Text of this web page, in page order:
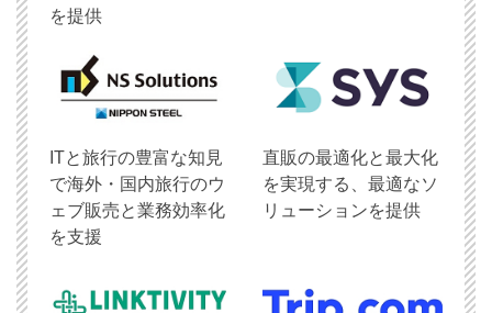
を提供
ITと旅行の豊富な知見
で海外・国内旅行のウ
ェブ販売と業務効率化
を支援
直販の最適化と最大化
を実現する、最適なソ
リューションを提供